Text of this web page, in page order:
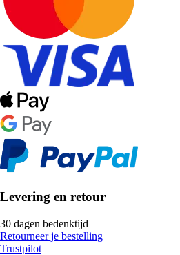
Levering en retour
30 dagen bedenktijd
Retourneer je bestelling
Trustpilot